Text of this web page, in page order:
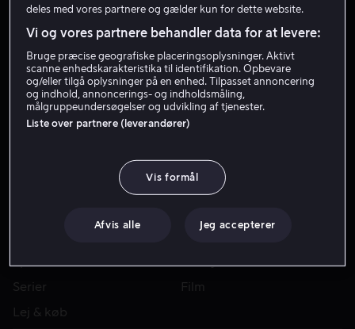
Sport
Kategorier
Serier
Film
Lej & køb
deles med vores partnere og gælder kun for dette website.
Vi og vores partnere behandler data for at levere:
Bruge præcise geografiske placeringsoplysninger. Aktivt
scanne enhedskarakteristika til identifikation. Opbevare
og/eller tilgå oplysninger på en enhed. Tilpasset annoncering
og indhold, annoncerings- og indholdsmåling,
målgruppeundersøgelser og udvikling af tjenester.
Liste over partnere (leverandører)
Vis formål
Afvis alle Jeg accepterer